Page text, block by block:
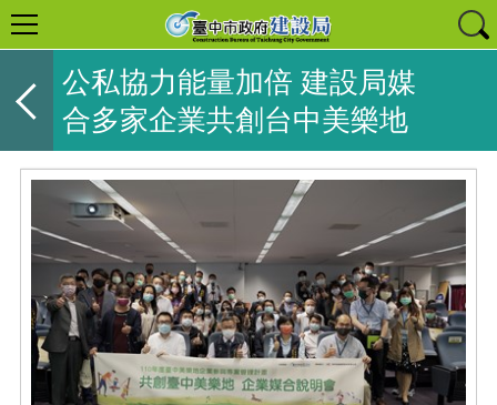
公私協力能量加倍 建設局媒
合多家企業共創台中美樂地